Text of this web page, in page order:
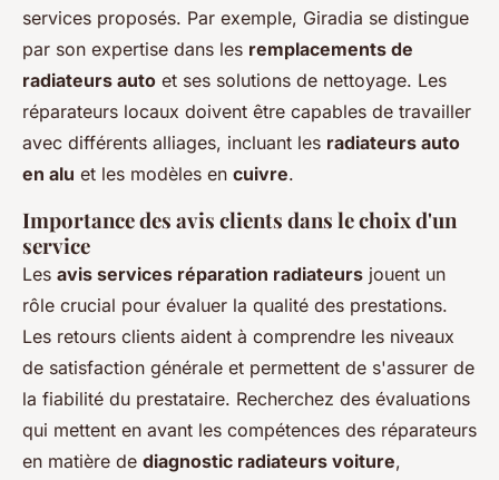
services proposés. Par exemple, Giradia se distingue
par son expertise dans les remplacements de
radiateurs auto et ses solutions de nettoyage. Les
réparateurs locaux doivent être capables de travailler
avec différents alliages, incluant les radiateurs auto
en alu et les modèles en cuivre.
Importance des avis clients dans le choix d'un
service
Les avis services réparation radiateurs jouent un
rôle crucial pour évaluer la qualité des prestations.
Les retours clients aident à comprendre les niveaux
de satisfaction générale et permettent de s'assurer de
la fiabilité du prestataire. Recherchez des évaluations
qui mettent en avant les compétences des réparateurs
en matière de diagnostic radiateurs voiture,